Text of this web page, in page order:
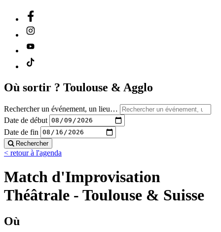
Où sortir ? Toulouse & Agglo
Rechercher un événement, un lieu…
Date de début
Date de fin
Rechercher
< retour à l'agenda
Match d'Improvisation
Théâtrale - Toulouse & Suisse
Où